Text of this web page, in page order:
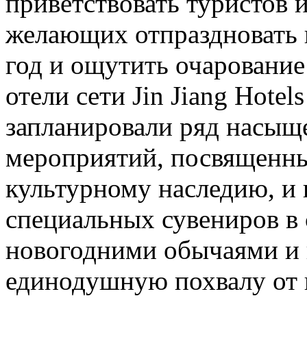
желающих
год и ощутить
отели сети Jin Jiang
запланировали ряд
мероприятий,
культурному наследию, и
специальных сувениров
новогодними обычаями и
единодушную похвалу от